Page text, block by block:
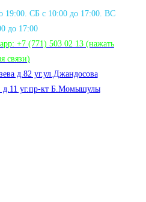
19:00. СБ с 10:00 до 17:00. ВС
до 17:00
+7 (771) 503 02 13 (нажать
связи)
д.82 уг.ул.Джандосова
д.11 уг.пр-кт Б.Момышулы